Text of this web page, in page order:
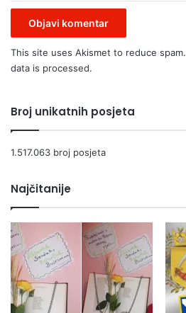
This site uses Akismet to reduce spam.
data is processed.
Broj unikatnih posjeta
1.517.063 broj posjeta
Najčitanije